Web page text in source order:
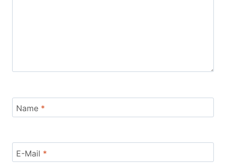
Name *
E-Mail *